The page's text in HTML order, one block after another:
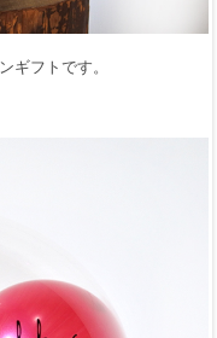
ギフトです。